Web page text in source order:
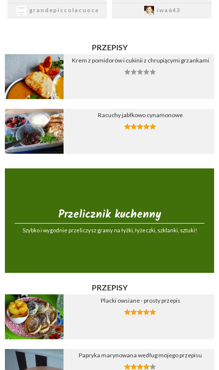
grandepiccolacuoca iwa643
Zapisz
PRZEPISY
Krem z pomidorów i cukinii z chrupiącymi grzankami
Racuchy jabłkowo cynamonowe
Przelicznik kuchenny
Szybko i wygodnie przeliczysz gramy na łyżki, łyżeczki, szklanki, sztuki!
PRZEPISY
Placki owsiane - prosty przepis
Papryka marynowana według mojego przepisu